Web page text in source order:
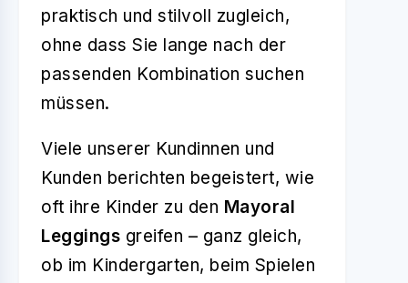
praktisch und stilvoll zugleich,
ohne dass Sie lange nach der
passenden Kombination suchen
müssen.
Viele unserer Kundinnen und
Kunden berichten begeistert, wie
oft ihre Kinder zu den Mayoral
Leggings greifen – ganz gleich,
ob im Kindergarten, beim Spielen